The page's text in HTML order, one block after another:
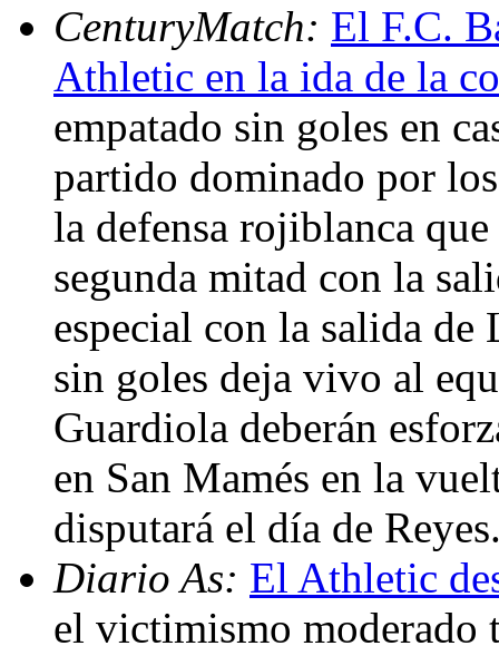
CenturyMatch: El F.C.
Athletic en la ida de la
empatado sin goles en
partido dominado por
la defensa rojiblanca
segunda mitad con la
especial con la salida de
sin goles deja vivo al
Guardiola deberán
en San Mamés en la
disputará el día de
Diario As: El Athletic
el victimismo moderado